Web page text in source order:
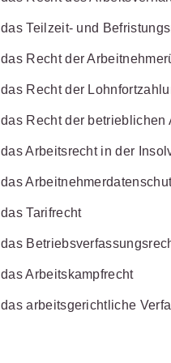
IT-und Medienrecht
Kanzleimanagement
Medizinrecht
Miet- und
Wohneigentumsrecht
das Teilzeit- und
das Recht der
das Recht der
das Recht der betrieblichen
das Arbeitsrecht in der
das
das Tarifrecht
das
das Arbeitskampfrecht
das arbeitsgerichtliche